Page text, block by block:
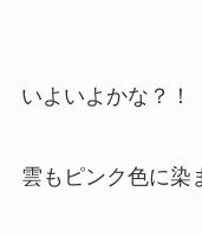
いよいよかな？！
雲もピンク色に染